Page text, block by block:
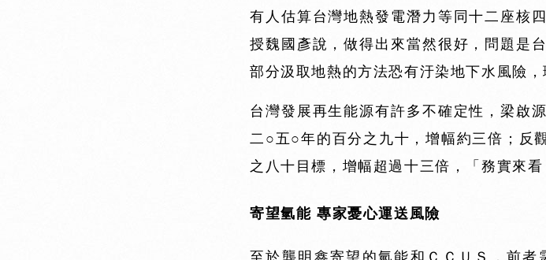
有人估算台灣地熱發電潛力等同十二座核
授魏國彥說，做得出來當然很好，問題是
部分汲取地熱的方法恐有汙染地下水風險，
台灣發展再生能源有許多不確定性，梁啟
二○五○年的百分之九十，增幅約三倍；反
之八十目標，增幅超過十三倍，「務實來看
寄望氫能 專家憂心運送風險